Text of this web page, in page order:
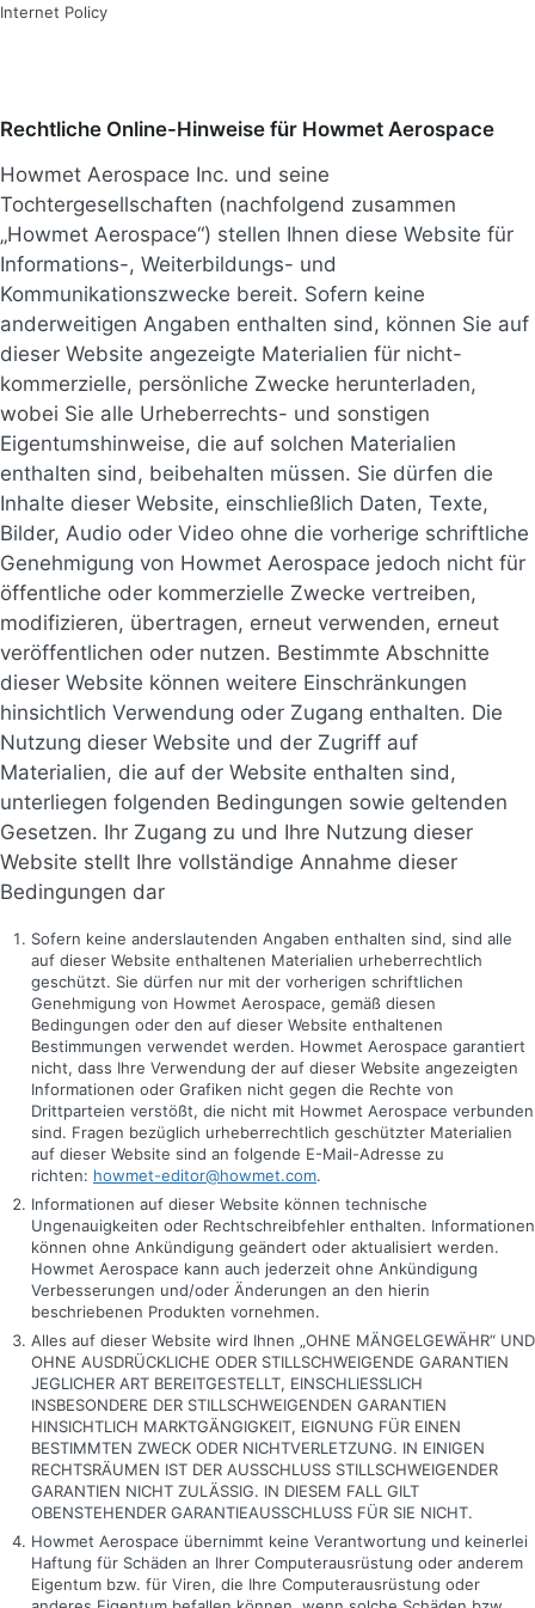
Internet Policy
Rechtliche Online-Hinweise für Howmet Aerospace
Howmet Aerospace Inc. und seine
Tochtergesellschaften (nachfolgend zusammen
„Howmet Aerospace“) stellen Ihnen diese Website für
Informations-, Weiterbildungs- und
Kommunikationszwecke bereit. Sofern keine
anderweitigen Angaben enthalten sind, können Sie auf
dieser Website angezeigte Materialien für nicht-
kommerzielle, persönliche Zwecke herunterladen,
wobei Sie alle Urheberrechts- und sonstigen
Eigentumshinweise, die auf solchen Materialien
enthalten sind, beibehalten müssen. Sie dürfen die
Inhalte dieser Website, einschließlich Daten, Texte,
Bilder, Audio oder Video ohne die vorherige schriftliche
Genehmigung von Howmet Aerospace jedoch nicht für
öffentliche oder kommerzielle Zwecke vertreiben,
modifizieren, übertragen, erneut verwenden, erneut
veröffentlichen oder nutzen. Bestimmte Abschnitte
dieser Website können weitere Einschränkungen
hinsichtlich Verwendung oder Zugang enthalten. Die
Nutzung dieser Website und der Zugriff auf
Materialien, die auf der Website enthalten sind,
unterliegen folgenden Bedingungen sowie geltenden
Gesetzen. Ihr Zugang zu und Ihre Nutzung dieser
Website stellt Ihre vollständige Annahme dieser
Bedingungen dar
Sofern keine anderslautenden Angaben enthalten sind, sind alle
auf dieser Website enthaltenen Materialien urheberrechtlich
geschützt. Sie dürfen nur mit der vorherigen schriftlichen
Genehmigung von Howmet Aerospace, gemäß diesen
Bedingungen oder den auf dieser Website enthaltenen
Bestimmungen verwendet werden. Howmet Aerospace garantiert
nicht, dass Ihre Verwendung der auf dieser Website angezeigten
Informationen oder Grafiken nicht gegen die Rechte von
Drittparteien verstößt, die nicht mit Howmet Aerospace verbunden
sind. Fragen bezüglich urheberrechtlich geschützter Materialien
auf dieser Website sind an folgende E-Mail-Adresse zu
richten: howmet-editor@howmet.com.
Informationen auf dieser Website können technische
Ungenauigkeiten oder Rechtschreibfehler enthalten. Informationen
können ohne Ankündigung geändert oder aktualisiert werden.
Howmet Aerospace kann auch jederzeit ohne Ankündigung
Verbesserungen und/oder Änderungen an den hierin
beschriebenen Produkten vornehmen.
Alles auf dieser Website wird Ihnen „OHNE MÄNGELGEWÄHR“ UND
OHNE AUSDRÜCKLICHE ODER STILLSCHWEIGENDE GARANTIEN
JEGLICHER ART BEREITGESTELLT, EINSCHLIESSLICH
INSBESONDERE DER STILLSCHWEIGENDEN GARANTIEN
HINSICHTLICH MARKTGÄNGIGKEIT, EIGNUNG FÜR EINEN
BESTIMMTEN ZWECK ODER NICHTVERLETZUNG. IN EINIGEN
RECHTSRÄUMEN IST DER AUSSCHLUSS STILLSCHWEIGENDER
GARANTIEN NICHT ZULÄSSIG. IN DIESEM FALL GILT
OBENSTEHENDER GARANTIEAUSSCHLUSS FÜR SIE NICHT.
Howmet Aerospace übernimmt keine Verantwortung und keinerlei
Haftung für Schäden an Ihrer Computerausrüstung oder anderem
Eigentum bzw. für Viren, die Ihre Computerausrüstung oder